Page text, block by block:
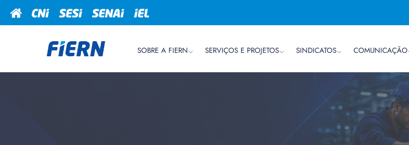
SOBRE A FIERN SERVIÇOS E PROJETOS SINDICATOS COMUNICAÇÃO